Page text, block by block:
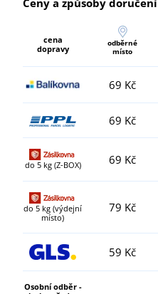
cena
dopravy
odběrné
místo
69 Kč
69 Kč
do 5 kg (Z-BOX) 69 Kč
do 5 kg (výdejní
místo)
79 Kč
59 Kč
Osobní odběr -